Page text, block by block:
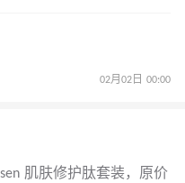
02月02日 00:00
肌肤修护肽套装，原价